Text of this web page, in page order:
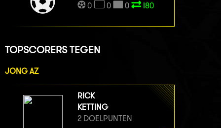
0
0 0 I80
TOPSCORERS TEGEN
JONG AZ
RICK
KETTING
2 DOELPUNTEN